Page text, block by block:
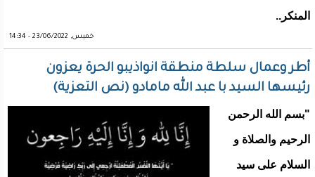
المنكر..
خميس, 23/06/2022 - 14:34
أطر وعمال سلطة منطقة انواذيبو الحرة يعزون
رئيسها السيد با عبد الله مامادو (نص التعزية)
"بسم الله الرحمن
الرحيم والصلاة و
السلام على سيد